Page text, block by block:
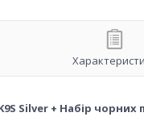
Silver + Набір чорних